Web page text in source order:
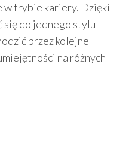
w trybie kariery. Dzięki
się do jednego stylu
przez kolejne
na różnych